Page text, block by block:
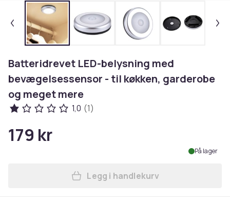
Batteridrevet LED-belysning med
bevægelsessensor - til køkken, garderobe
og meget mere
1,0 (1)
179 kr
På lager
Legg Batteridrevet LED-
Legg i handlekurv